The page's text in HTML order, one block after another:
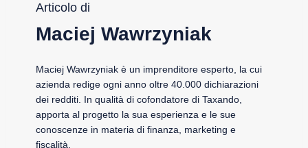
Articolo di
Maciej Wawrzyniak
Maciej Wawrzyniak è un imprenditore esperto, la cui
azienda redige ogni anno oltre 40.000 dichiarazioni
dei redditi. In qualità di cofondatore di Taxando,
apporta al progetto la sua esperienza e le sue
conoscenze in materia di finanza, marketing e
fiscalità.